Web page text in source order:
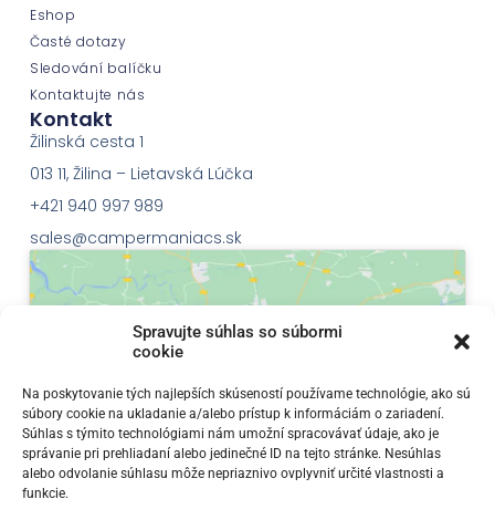
Spravujte súhlas so súbormi
cookie
Na poskytovanie tých najlepších skúseností používame technológie, ako sú
súbory cookie na ukladanie a/alebo prístup k informáciám o zariadení.
Súhlas s týmito technológiami nám umožní spracovávať údaje, ako je
správanie pri prehliadaní alebo jedinečné ID na tejto stránke. Nesúhlas
alebo odvolanie súhlasu môže nepriaznivo ovplyvniť určité vlastnosti a
funkcie.
Eshop
Časté dotazy
Sledování balíčku
Kontaktujte nás
Kontakt
Žilinská cesta 1
013 11, Žilina – Lietavská Lúčka
+421 940 997 989
sales@campermaniacs.sk
Klepnutím přijměte marketingové soubory
cookie a povolte tento obsah